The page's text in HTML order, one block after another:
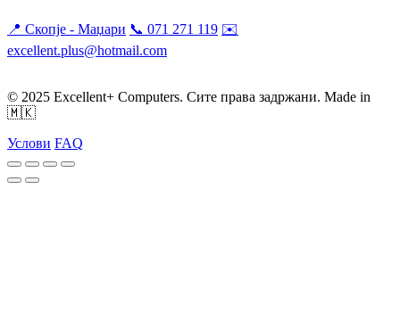
📍 Скопје - Маџари 📞 071 271 119 ✉️
excellent.plus@hotmail.com
© 2025 Excellent+ Computers. Сите права задржани. Made in
🇲🇰
Услови FAQ